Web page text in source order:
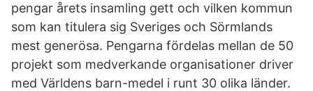
pengar årets insamling gett och vilken kommun
som kan titulera sig Sveriges och Sörmlands
mest generösa. Pengarna fördelas mellan de 50
projekt som medverkande organisationer driver
med Världens barn-medel i runt 30 olika länder.